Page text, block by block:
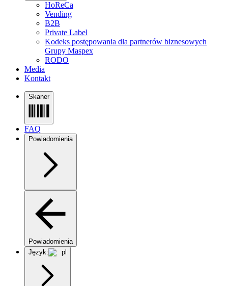
HoReCa
Vending
B2B
Private Label
Kodeks postępowania dla partnerów biznesowych
Grupy Maspex
RODO
Media
Kontakt
Skaner
FAQ
Powiadomienia
Powiadomienia
Język:
pl